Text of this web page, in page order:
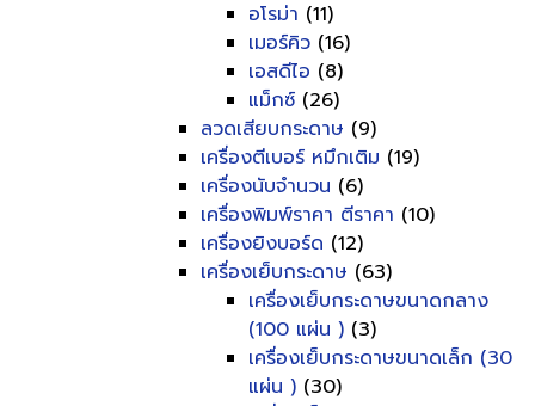
อโรม่า (11)
เมอร์คิว (16)
เอสดีไอ (8)
แม็กซ์ (26)
ลวดเสียบกระดาษ (9)
เครื่องตีเบอร์ หมึกเติม (19)
เครื่องนับจำนวน (6)
เครื่องพิมพ์ราคา ตีราคา (10)
เครื่องยิงบอร์ด (12)
เครื่องเย็บกระดาษ (63)
เครื่องเย็บกระดาษขนาดกลาง
(100 แผ่น ) (3)
เครื่องเย็บกระดาษขนาดเล็ก (30
แผ่น ) (30)